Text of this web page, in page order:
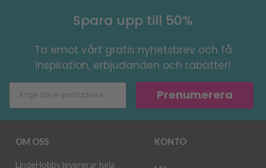
Spara upp till 50%
Ta emot vårt gratis nyhetsbrev och få
inspiration, erbjudanden och rabatter!
Prenumerera
OM OSS
LindeHobby levererar hela
KONTO